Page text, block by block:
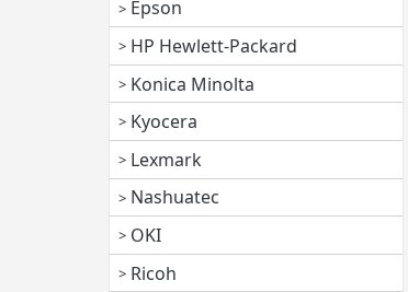
Epson
HP Hewlett-Packard
Konica Minolta
Kyocera
Lexmark
Nashuatec
OKI
Ricoh